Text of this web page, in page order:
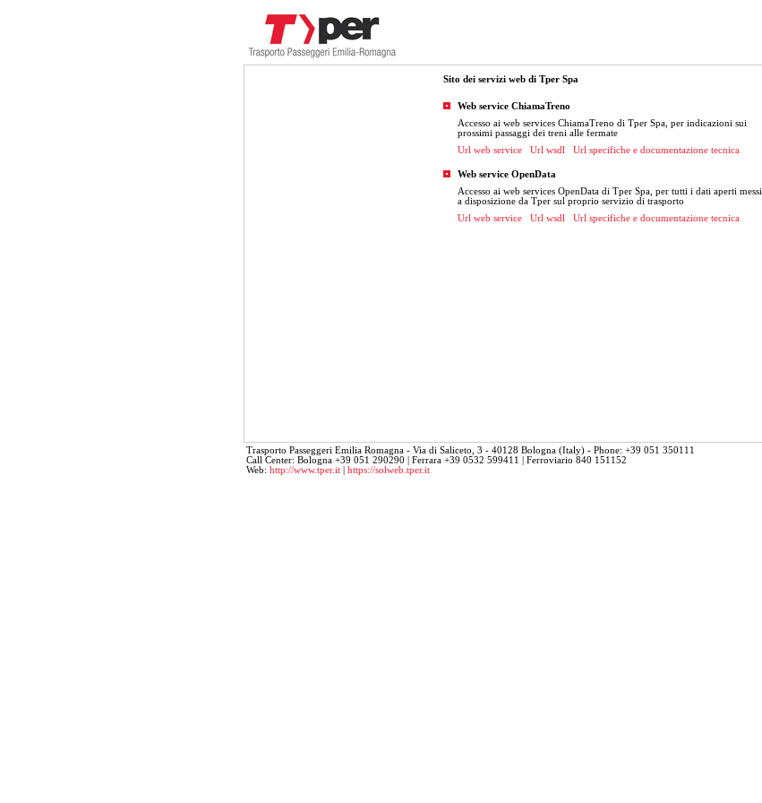
Sito dei servizi web di Tper Spa
Web service ChiamaTreno
Accesso ai web services ChiamaTreno di Tper Spa, per indicazioni sui
prossimi passaggi dei treni alle fermate
Url web service
Url wsdl Url specifiche e documentazione tecnica
Web service OpenData
Accesso ai web services OpenData di Tper Spa, per tutti i dati aperti messi
a disposizione da Tper sul proprio servizio di trasporto
Url web service
Url wsdl Url specifiche e documentazione tecnica
Trasporto Passeggeri Emilia Romagna - Via di Saliceto, 3 - 40128 Bologna (Italy) - Phone: +39 051 350111
Call Center: Bologna +39 051 290290 | Ferrara +39 0532 599411 | Ferroviario 840 151152
Web: http://www.tper.it https://solweb.tper.it